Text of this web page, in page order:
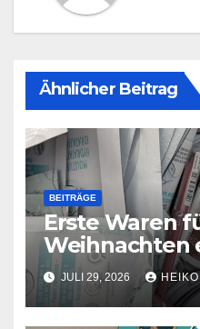
Ähnlicher Beitrag
BEITRÄGE
Erste Waren
Weihnachten
JULI 29, 2026